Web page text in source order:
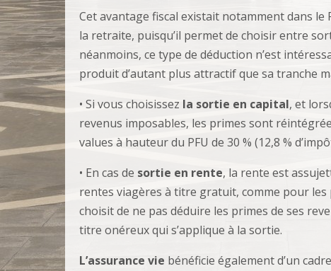
Cet avantage fiscal existait notamment dans le
la retraite, puisqu’il permet de choisir entre
néanmoins, ce type de déduction n’est
produit d’autant plus attractif que sa tranche
• Si vous choisissez la sortie en capital, et
revenus imposables, les primes sont
values à hauteur du PFU de 30 % (12,8 %
• En cas de sortie en rente, la rente est
rentes viagères à titre gratuit, comme pour les
choisit de ne pas déduire les primes de ses
titre onéreux qui s’applique à la sortie.
L’assurance vie bénéficie également d’un